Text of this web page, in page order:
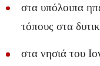
στα υπόλοιπα
τόπους στα
στα νησιά του